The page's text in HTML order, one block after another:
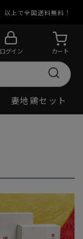
上で全国送料無料！
ログイン カート
妻地鶏セット